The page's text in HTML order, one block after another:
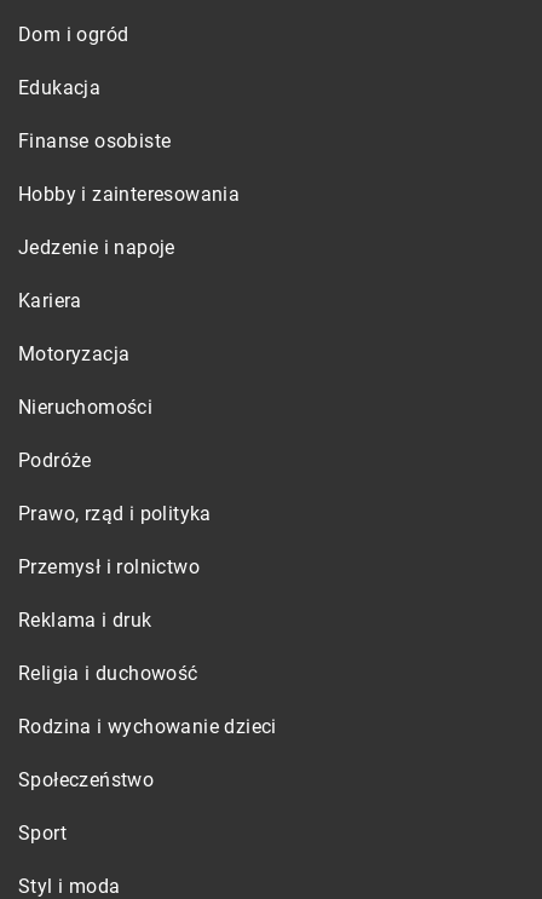
Dom i ogród
Edukacja
Finanse osobiste
Hobby i zainteresowania
Jedzenie i napoje
Kariera
Motoryzacja
Nieruchomości
Podróże
Prawo, rząd i polityka
Przemysł i rolnictwo
Reklama i druk
Religia i duchowość
Rodzina i wychowanie dzieci
Społeczeństwo
Sport
Styl i moda